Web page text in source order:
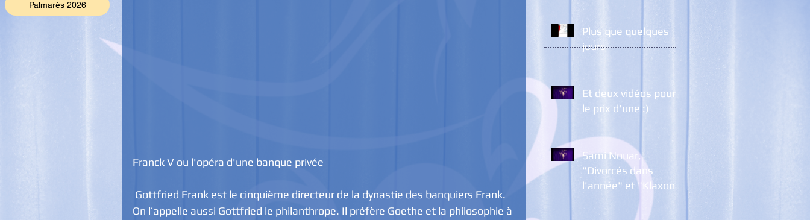
Franck V ou l'opéra d'une banque privée
On l’appelle aussi Gottfried le philanthrope. Il préfère Goethe et la philosophie à
Plus que quelques
jours
Et deux vidéos pour
le prix d'une :)
Sami Nouar,
"Divorcés dans
l'année" et "Klaxon,
Palmarès 2026